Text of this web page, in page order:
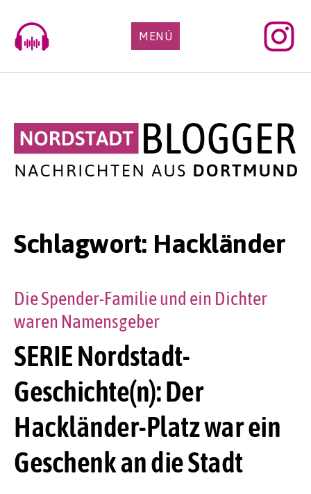
content
MENÜ
Schlagwort: Hackländer
SERIE Nordstadt-
Geschichte(n): Der
Hackländer-Platz war ein
Geschenk an die Stadt
Die Spender-Familie und ein Dichter
waren Namensgeber